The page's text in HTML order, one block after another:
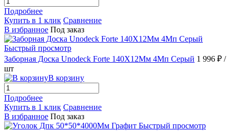
Подробнее
Купить в 1 клик Сравнение
В избранное Под заказ
Быстрый просмотр
Заборная Доска Unodeck Forte 140Х12Мм 4Мп Серый 1 996 ₽ /
шт
В корзину
Подробнее
Купить в 1 клик Сравнение
В избранное Под заказ
Быстрый просмотр